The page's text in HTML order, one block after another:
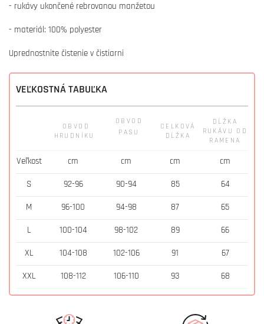
VEĽKOSTNÁ TABUĽKA
OBVOD
HRUDNÍKU
OBVOD
PASU
CELKOVÁ
DĹŽKA
DĹŽKA
RUKÁVU OD
RAMENA
Veľkost cm cm cm cm
S 92-96 90-94 85 64
M 96-100 94-98 87 65
L 100-104 98-102 89 66
XL 104-108 102-106 91 67
XXL 108-112 106-110 93 68
- rukávy ukončené rebrovanou manžetou
- materiál: 100% polyester
Uprednostnite čistenie v čistiarni